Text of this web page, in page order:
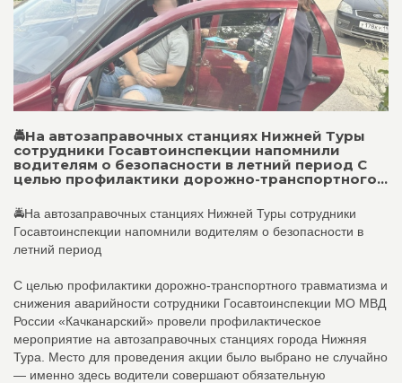
🚔На автозаправочных станциях Нижней Туры
сотрудники Госавтоинспекции напомнили
водителям о безопасности в летний период С
целью профилактики дорожно-транспортного...
🚔На автозаправочных станциях Нижней Туры сотрудники
Госавтоинспекции напомнили водителям о безопасности в
летний период
С целью профилактики дорожно-транспортного травматизма и
снижения аварийности сотрудники Госавтоинспекции МО МВД
России «Качканарский» провели профилактическое
мероприятие на автозаправочных станциях города Нижняя
Тура. Место для проведения акции было выбрано не случайно
— именно здесь водители совершают обязательную